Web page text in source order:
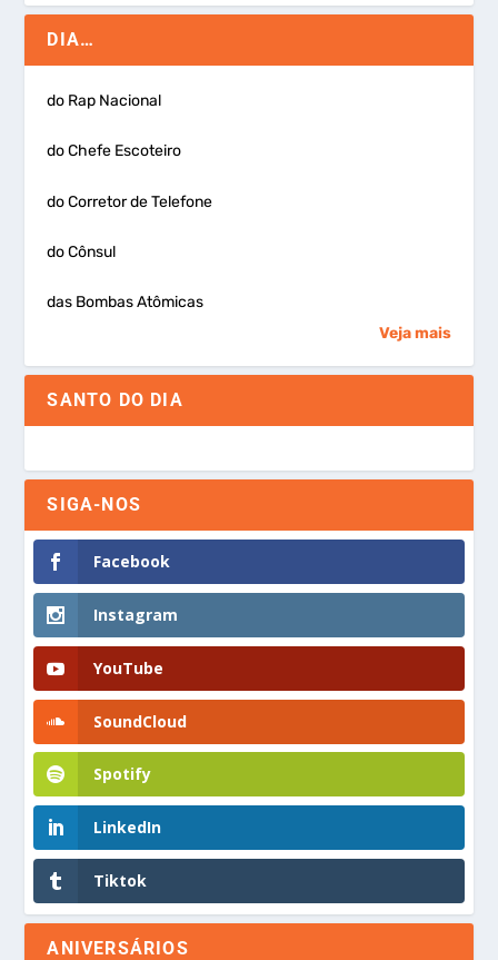
DIA…
do Rap Nacional
do Chefe Escoteiro
do Corretor de Telefone
do Cônsul
das Bombas Atômicas
Veja mais
SANTO DO DIA
SIGA-NOS
Facebook
Instagram
YouTube
SoundCloud
Spotify
LinkedIn
Tiktok
ANIVERSÁRIOS